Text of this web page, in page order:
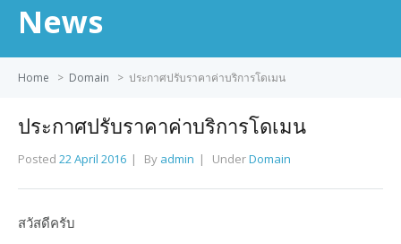
News
Home > Domain > ประกาศปรับราคาค่าบริการโดเมน
ประกาศปรับราคาค่าบริการโดเมน
Posted 22 April 2016 By admin UnderDomain
สวัสดีครับ